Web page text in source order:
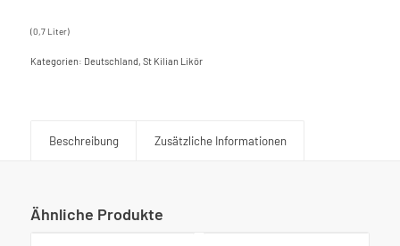
(0,7 Liter)
Kategorien: Deutschland, St Kilian Likör
Beschreibung Zusätzliche Informationen
Ähnliche Produkte